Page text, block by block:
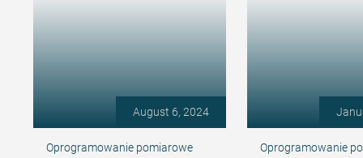
August 6, 2024
Oprogramowanie pomiarowe Oprogramowanie